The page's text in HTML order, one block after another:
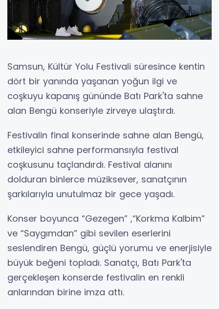
Samsun, Kültür Yolu Festivali süresince kentin
dört bir yanında yaşanan yoğun ilgi ve
coşkuyu kapanış gününde Batı Park'ta sahne
alan Bengü konseriyle zirveye ulaştırdı.
Festivalin final konserinde sahne alan Bengü,
etkileyici sahne performansıyla festival
coşkusunu taçlandırdı. Festival alanını
dolduran binlerce müziksever, sanatçının
şarkılarıyla unutulmaz bir gece yaşadı.
Konser boyunca “Gezegen” ,“Korkma Kalbim”
ve “Saygımdan” gibi sevilen eserlerini
seslendiren Bengü, güçlü yorumu ve enerjisiyle
büyük beğeni topladı. Sanatçı, Batı Park'ta
gerçekleşen konserde festivalin en renkli
anlarından birine imza attı.